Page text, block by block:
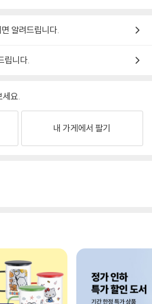
알려드립니다.
립니다.
세요.
내 가게에서 팔기